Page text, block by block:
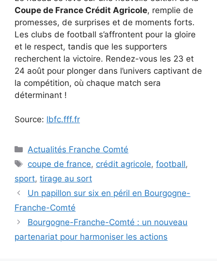
Coupe de France Crédit Agricole, remplie de
promesses, de surprises et de moments forts.
Les clubs de football s’affrontent pour la gloire
et le respect, tandis que les supporters
recherchent la victoire. Rendez-vous les 23 et
24 août pour plonger dans l’univers captivant de
la compétition, où chaque match sera
déterminant !
Source: lbfc.fff.fr
Catégories
Actualités Franche Comté
Étiquettes
coupe de france, crédit agricole,football,
sport, tirage au sort
Un papillon sur six en péril en Bourgogne-
Franche-Comté
Bourgogne-Franche-Comté : un nouveau
partenariat pour harmoniser les actions